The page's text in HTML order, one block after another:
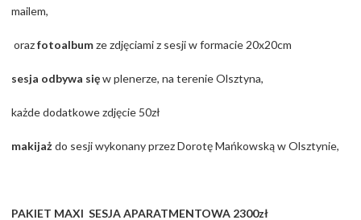
mailem,
orazfotoalbumze zdjęciami z sesji w formacie 20x20cm
sesja odbywa sięw plenerze, na terenie Olsztyna,
każde dodatkowe zdjęcie 50zł
makijaż do sesji wykonany przez Dorotę Mańkowską w Olsztynie,
PAKIET MAXI SESJA APARATMENTOWA 2300zł